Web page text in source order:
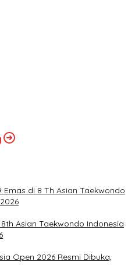
Emas di 8 Th Asian Taekwondo
Asian Taekwondo Indonesia
Open 2026 Resmi Dibuka,